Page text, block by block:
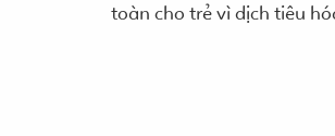
toàn cho trẻ vì dịch tiêu